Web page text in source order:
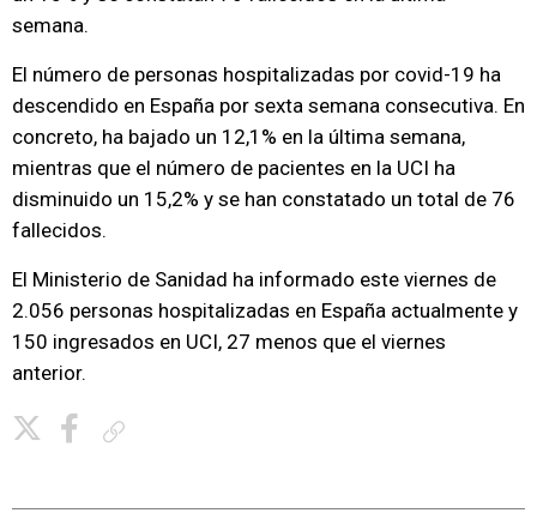
semana.
El número de personas hospitalizadas por covid-19 ha
descendido en España por sexta semana consecutiva. En
concreto, ha bajado un 12,1% en la última semana,
mientras que el número de pacientes en la UCI ha
disminuido un 15,2% y se han constatado un total de 76
fallecidos.
El Ministerio de Sanidad ha informado este viernes de
2.056 personas hospitalizadas en España actualmente y
150 ingresados en UCI, 27 menos que el viernes
anterior.